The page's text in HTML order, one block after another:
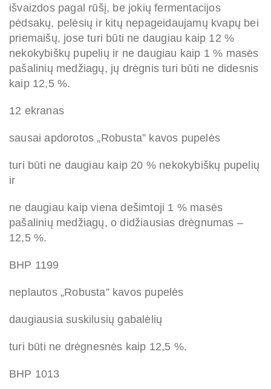
išvaizdos pagal rūšį, be jokių fermentacijos
pėdsakų, pelėsių ir kitų nepageidaujamų kvapų bei
priemaišų, jose turi būti ne daugiau kaip 12 %
nekokybiškų pupelių ir ne daugiau kaip 1 % masės
pašalinių medžiagų, jų drėgnis turi būti ne didesnis
kaip 12,5 %.
12 ekranas
sausai apdorotos „Robusta” kavos pupelės
turi būti ne daugiau kaip 20 % nekokybiškų pupelių
ir
ne daugiau kaip viena dešimtoji 1 % masės
pašalinių medžiagų, o didžiausias drėgnumas –
12,5 %.
BHP 1199
neplautos „Robusta” kavos pupelės
daugiausia suskilusių gabalėlių
turi būti ne drėgnesnės kaip 12,5 %.
BHP 1013